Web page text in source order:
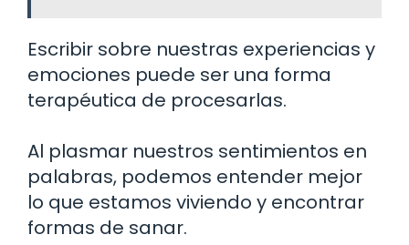
Escribir sobre nuestras experiencias y
emociones puede ser una forma
terapéutica de procesarlas.
Al plasmar nuestros sentimientos en
palabras, podemos entender mejor
lo que estamos viviendo y encontrar
formas de sanar.